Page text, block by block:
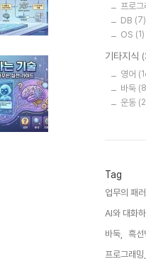
프로그
DB (7)
OS (1)
기타지식
영어
바둑
운동
Tag
업무의 패
AI와 대화
바둑,
흑선
프로그래밍,